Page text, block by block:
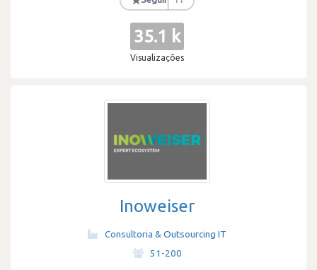
35.1 k
Visualizações
Inoweiser
Consultoria & Outsourcing IT
51-200